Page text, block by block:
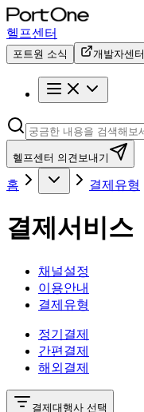
헬프센터
포트원 소식 개발자센터
헬프센터 의견보내기
홈 결제유형
결제서비스
채널설정
이용안내
결제유형
정기결제
간편결제
해외결제
결제대행사 선택